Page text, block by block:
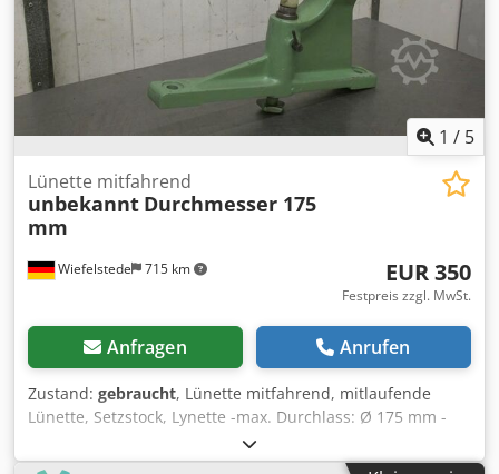
1 / 5
Wiefelstede 715 km
Lünette mitfahrend
unbekannt Durchmesser 175
mm
EUR 350
Festpreis zzgl. MwSt.
Anfragen Anrufen
Zustand: gebraucht, Lünette mitfahrend, mitlaufende
Lünette, Setzstock, Lynette -max. Durchlass: Ø 175 mm -
Auflage: Kunststoff -Spitzenhöhe: 250 mm Crjdeghncfjpfx
Ak Djf -Zeichnungen bei den Fotos -Preis: pro Stück -